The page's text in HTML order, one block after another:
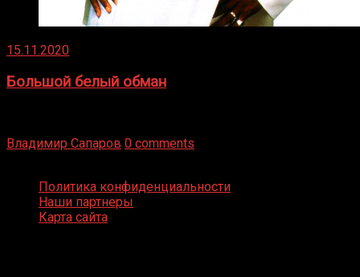
15.11.2020
Большой белый обман
Владимир Сапаров 0 comments
Политика конфиденциальности
Наши партнеры
Карта сайта